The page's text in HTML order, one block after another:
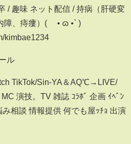
/ 趣味 ネット配信 / 持病（肝硬変
障、痔瘻）( ´• ɷ •` )
kimbae1234
ル
TikTok/Sin-YA＆AQ℃→LIVE/
演技。TV 雑誌 ｺﾗﾎﾞ 企画 ｲﾍﾞﾝ
み相談 情報提供 何でも屋ｯﾁｮ 出演